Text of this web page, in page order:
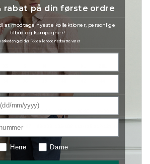
rabat på din første ordre
at modtage nyeste kollektioner, personlige
tilbud og kampagner!
gælder ikke allerede nedsatte varer
Herre Dame